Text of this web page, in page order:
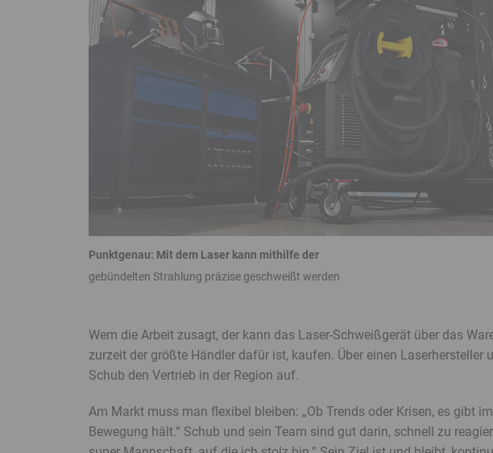
Punktgenau: Mit dem Laser kann mithilfe der
gebündelten Strahlung präzise geschweißt werden
Wem die Arbeit zusagt, der kann das Laser-Schweißgerät über das
zurzeit der größte Händler dafür ist, kaufen. Über einen Laserhersteller
Schub den Vertrieb in der Region auf.
Am Markt muss man flexibel bleiben: „Ob Trends oder Krisen, es gibt
Bewegung hält.“ Schub und sein Team sind gut darin, schnell zu